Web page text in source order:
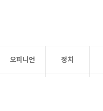
오피니언 정치